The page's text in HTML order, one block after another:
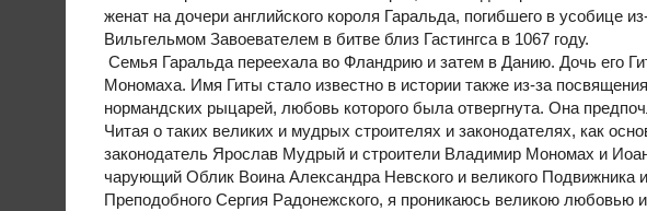
женат на дочери английского короля Гаральда, погибшего в усобице
Вильгельмом Завоевателем в битве близ Гастингса в 1067 году.
Семья Гаральда переехала во Фландрию и затем в Данию. Дочь его
Мономаха. Имя Гиты стало известно в истории также из-за
нормандских рыцарей, любовь которого была отвергнута. Она
Читая о таких великих и мудрых строителях и законодателях, как
законодатель Ярослав Мудрый и строители Владимир Мономах и
чарующий Облик Воина Александра Невского и великого Подвижника
Преподобного Сергия Радонежского, я проникаюсь великою любовью